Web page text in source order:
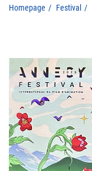
Homepage Festival